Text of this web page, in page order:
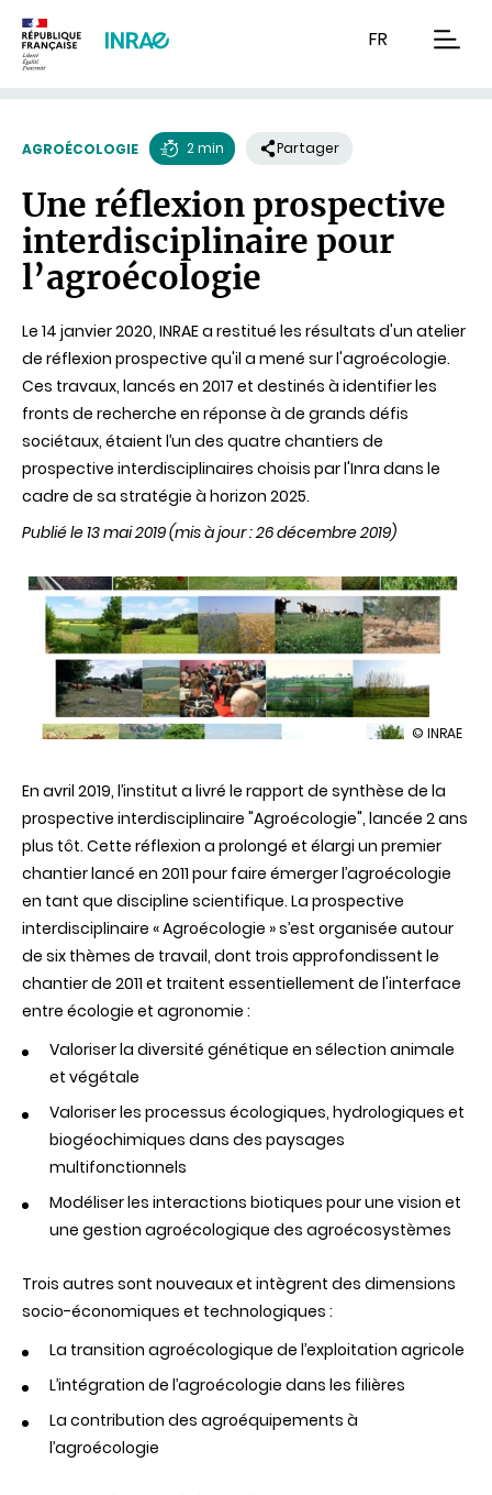
FR
AGROÉCOLOGIE
de
lecture
2 min Partager
Une réflexion prospective
interdisciplinaire pour
l’agroécologie
Le 14 janvier 2020, INRAE a restitué les résultats d'un atelier
de réflexion prospective qu'il a mené sur l'agroécologie.
Ces travaux, lancés en 2017 et destinés à identifier les
fronts de recherche en réponse à de grands défis
sociétaux, étaient l’un des quatre chantiers de
prospective interdisciplinaires choisis par l'Inra dans le
cadre de sa stratégie à horizon 2025.
Publié le 13 mai 2019(mis à jour : 26 décembre 2019)
illustration
pour
© INRAE
En avril 2019, l’institut a livré le rapport de synthèse de la
prospective interdisciplinaire "Agroécologie", lancée 2 ans
plus tôt. Cette réflexion a prolongé et élargi un premier
chantier lancé en 2011 pour faire émerger l’agroécologie
en tant que discipline scientifique. La prospective
interdisciplinaire « Agroécologie » s’est organisée autour
de six thèmes de travail, dont trois approfondissent le
chantier de 2011 et traitent essentiellement de l'interface
entre écologie et agronomie :
Valoriser la diversité génétique en sélection animale
et végétale
Valoriser les processus écologiques, hydrologiques et
biogéochimiques dans des paysages
multifonctionnels
Modéliser les interactions biotiques pour une vision et
une gestion agroécologique des agroécosystèmes
Trois autres sont nouveaux et intègrent des dimensions
socio-économiques et technologiques :
La transition agroécologique de l’exploitation agricole
L’intégration de l’agroécologie dans les filières
La contribution des agroéquipements à
l’agroécologie